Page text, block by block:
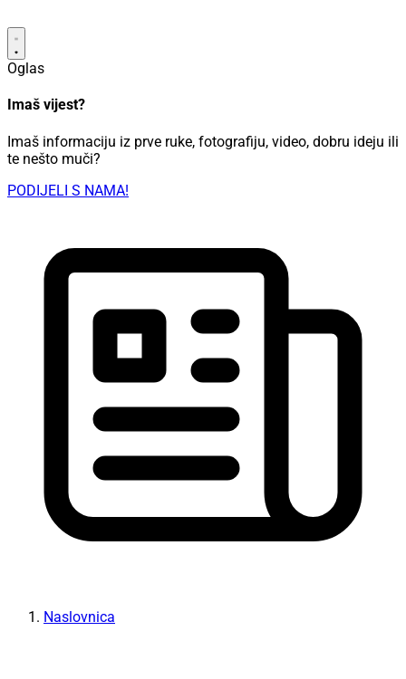
Oglas
Imaš vijest?
Imaš informaciju iz prve ruke, fotografiju, video, dobru ideju ili
te nešto muči?
PODIJELI S NAMA!
Naslovnica